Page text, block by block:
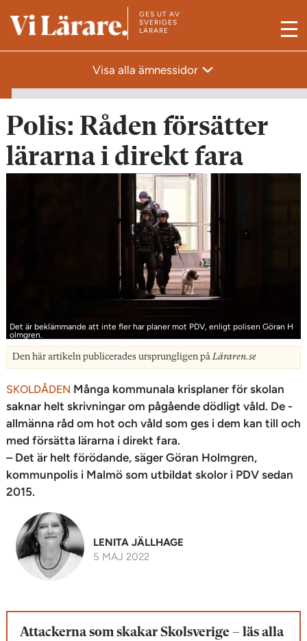
T
s
t
a
t
GES UT AV
SVERIGES
LÄRARE
M
Visa alla ämnessidor
Polis: Råden försätter
lärarna i direkt fara
Det är beklämmande att inte fler har planer mot PDV, enligt polisen Göran H
olmgren.
Den här artikeln publicerades ursprungligen påLäraren.se
SKOLDÅDEN Många kommunala krisplaner för skolan
saknar helt skrivningar om pågående dödligt våld. De ­
allmänna råd om hot och våld som ges i dem kan till och
med försätta lärarna i direkt fara.
– Det är helt förödande, säger Göran Holmgren,
kommunpolis i Malmö som utbildat skolor i PDV sedan
2015.
LENITA JÄLLHAGE
5 MAJ 2022
Attackerna som skakar Skolsverige – läs alla